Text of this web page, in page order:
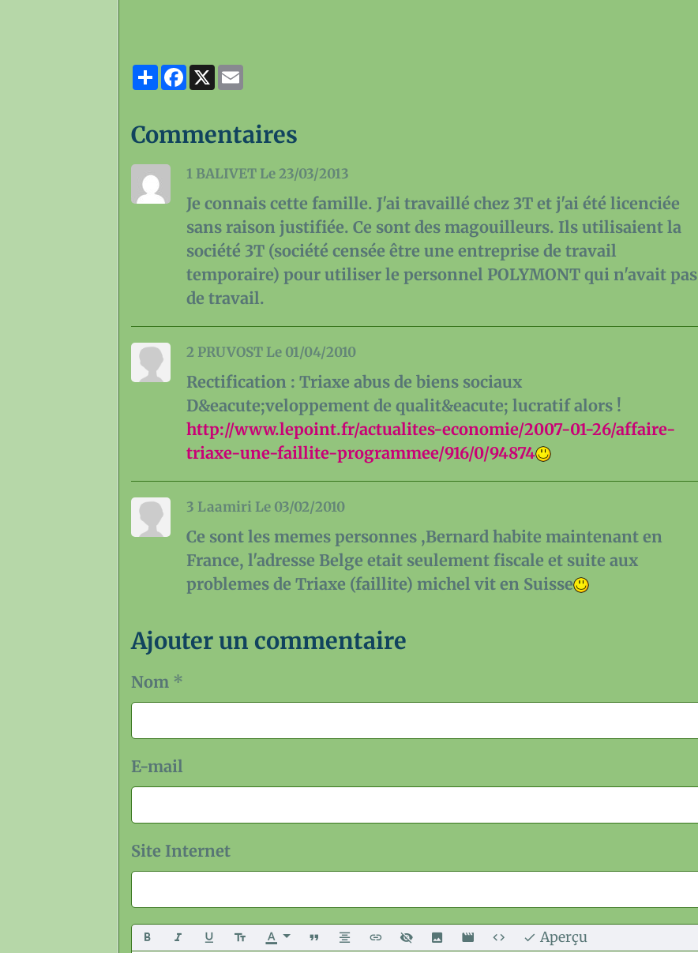
Partager
Facebook
X
Commentaires
1 BALIVET Le 23/03/2013
Je connais cette famille. J'ai travaillé chez 3T et j'ai été licenciée
sans raison justifiée. Ce sont des magouilleurs. Ils utilisaient la
société 3T (société censée être une entreprise de travail
temporaire) pour utiliser le personnel POLYMONT qui n'avait pas
de travail.
2 PRUVOST Le 01/04/2010
Rectification : Triaxe abus de biens sociaux
D&eacute;veloppement de qualit&eacute; lucratif alors !
http://www.lepoint.fr/actualites-economie/2007-01-26/affaire-
triaxe-une-faillite-programmee/916/0/94874
3 Laamiri Le 03/02/2010
Ce sont les memes personnes ,Bernard habite maintenant en
France, l'adresse Belge etait seulement fiscale et suite aux
problemes de Triaxe (faillite) michel vit en Suisse
Ajouter un commentaire
Nom
E-mail
Site Internet
Aperçu